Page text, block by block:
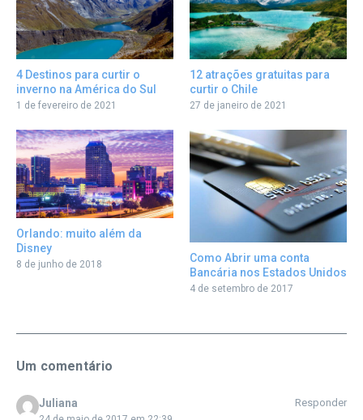
4 Destinos para curtir o
inverno na América do Sul
1 de fevereiro de 2021
12 atrações gratuitas para
curtir o Chile
27 de janeiro de 2021
Orlando: muito além da
Disney
8 de junho de 2018
Como Abrir uma conta
Bancária nos Estados Unidos
4 de setembro de 2017
Um comentário
Juliana Responder